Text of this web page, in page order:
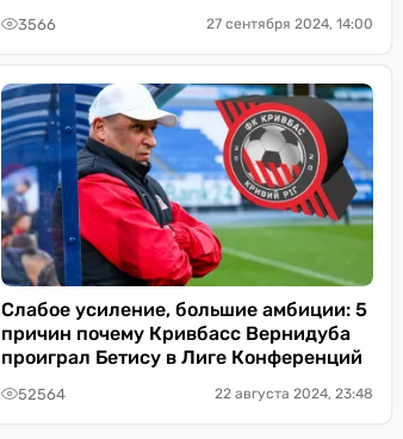
3566 27 сентября 2024, 14:00
Слабое усиление, большие амбиции: 5
причин почему Кривбасс Вернидуба
проиграл Бетису в Лиге Конференций
52564 22 августа 2024, 23:48